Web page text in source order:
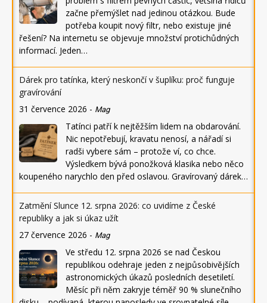
začne přemýšlet nad jedinou otázkou. Bude
potřeba koupit nový filtr, nebo existuje jiné
řešení? Na internetu se objevuje množství protichůdných
informací. Jeden…
Dárek pro tatínka, který neskončí v šuplíku: proč funguje
gravírování
31 července 2026 - Mag
Tatínci patří k nejtěžším lidem na obdarování.
Nic nepotřebují, kravatu nenosí, a nářadí si
radši vybere sám – protože ví, co chce.
Výsledkem bývá ponožková klasika nebo něco
koupeného narychlo den před oslavou. Gravírovaný dárek…
Zatmění Slunce 12. srpna 2026: co uvidíme z České
republiky a jak si úkaz užít
27 července 2026 - Mag
Ve středu 12. srpna 2026 se nad Českou
republikou odehraje jeden z nejpůsobivějších
astronomických úkazů posledních desetiletí.
Měsíc při něm zakryje téměř 90 % slunečního